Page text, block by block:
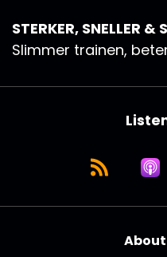
STERKER, SNELLER &
Slimmer trainen,